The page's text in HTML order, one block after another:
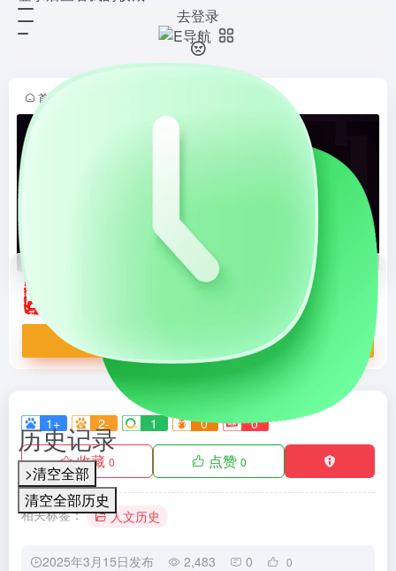
去登录
历史记录
>清空全部
清空全部历史
首页
1+ 2- 1 0 0
收藏 0 点赞 0
相关标签： 人文历史
2025年3月15日发布 2,483 0 0